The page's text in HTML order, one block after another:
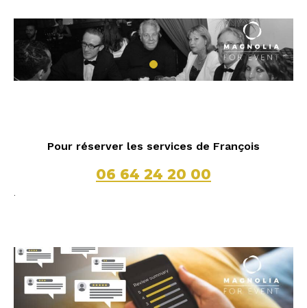
Pour réserver les services de François
06 64 24 20 00